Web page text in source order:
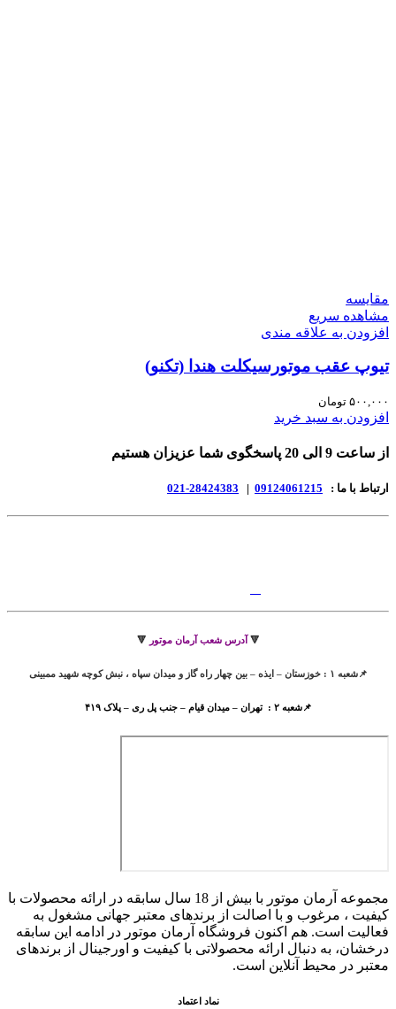
مقایسه
مشاهده سریع
افزودن به علاقه مندی
تیوپ عقب موتورسیکلت هندا (تکنو)
۵۰۰,۰۰۰ تومان
افزودن به سبد خرید
از ساعت 9 الی 20 پاسخگوی شما عزیزان هستیم
ارتباط با ما : 09124061215
|
28424383-021
🔻 آدرس شعب آرمان موتور 🔻
📌شعبه ۱ : خوزستان – ایذه – بین چهار راه گاز و میدان سپاه ، نبش کوچه شهید ممبینی
📌شعبه ۲ : تهران – میدان قیام – جنب پل ری – پلاک ۴۱۹
مجموعه آرمان موتور با بیش از 18 سال سابقه در ارائه محصولات با
کيفيت ، مرغوب و با اصالت از برندهای معتبر جهانی مشغول به
فعاليت است. هم اکنون فروشگاه آرمان موتور در ادامه اين سابقه
درخشان، به دنبال ارائه محصولاتی با کيفيت و اورجينال از برندهای
معتبر در محيط آنلاين است.
نماد اعتماد